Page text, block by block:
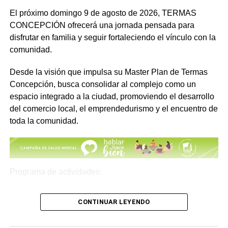
El próximo domingo 9 de agosto de 2026, TERMAS
CONCEPCIÓN ofrecerá una jornada pensada para
disfrutar en familia y seguir fortaleciendo el vínculo con la
comunidad.
Desde la visión que impulsa su Master Plan de Termas
Concepción, busca consolidar al complejo como un
espacio integrado a la ciudad, promoviendo el desarrollo
del comercio local, el emprendedurismo y el encuentro de
toda la comunidad.
• Entrada promocional: $3.000 por persona durante toda
CONTINUAR LEYENDO